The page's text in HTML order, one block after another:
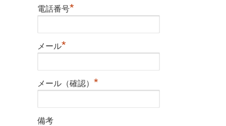
電話番号*
メール*
メール（確認） *
備考